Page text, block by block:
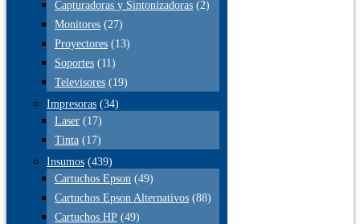
Capturadoras y Sintonizadoras (2)
Monitores (27)
Proyectores (13)
Soportes (11)
Televisores (19)
Impresoras (34)
Laser (17)
Tinta (17)
Insumos (439)
Cartuchos Epson (49)
Cartuchos Epson Alternativos (88)
Cartuchos HP (49)